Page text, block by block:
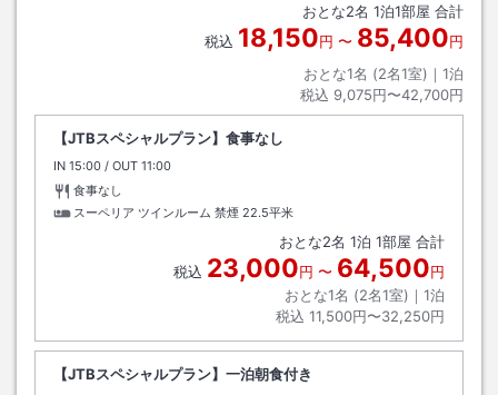
おとな2名 1泊1部屋 合計
税込 18,150円 〜 85,400円
おとな1名 (2名1室)｜ 1泊
税込 9,075円〜42,700円
【JTBスペシャルプラン】食事なし
IN チェックイン
15:00 / OUT チェックアウト
11:00
食事なし
スーペリア ツインルーム 禁煙 22.5平米
おとな2名 1泊 1部屋 合計
税込 23,000円 〜 64,500円
おとな1名 (2名1室)｜ 1泊
税込 11,500円〜32,250円
【JTBスペシャルプラン】一泊朝食付き